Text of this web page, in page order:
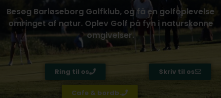
Besøg Barløseborg Golfklub, og få en golfoplevelse
omringet af natur. Oplev Golf på fyn i naturskønne
omgivelser.
Ring til os Skriv til os
Cafe & bordb.